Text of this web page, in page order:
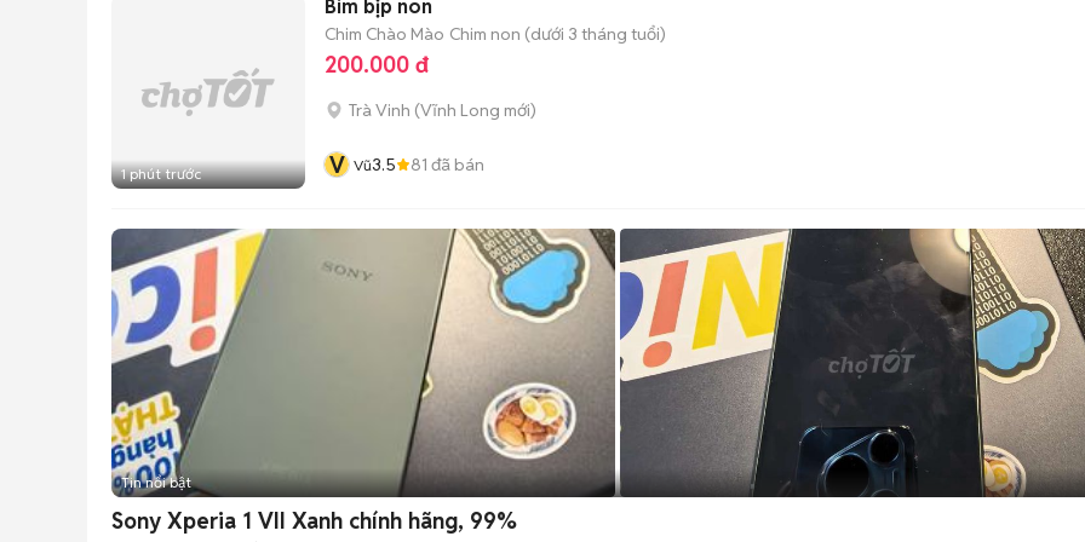
1 phút trước
Bìm bịp non
Chim Chào Mào Chim non (dưới 3 tháng tuổi)
200.000 đ
Trà Vinh (Vĩnh Long mới)
V Vũ3.5 81 đã bán
Tin nổi bật
Sony Xperia 1 VII Xanh chính hãng, 99%